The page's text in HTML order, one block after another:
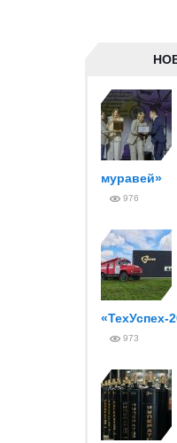
муравей»
976
«ТехУспех-
973